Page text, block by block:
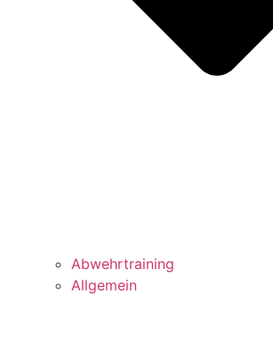
Abwehrtraining
Allgemein